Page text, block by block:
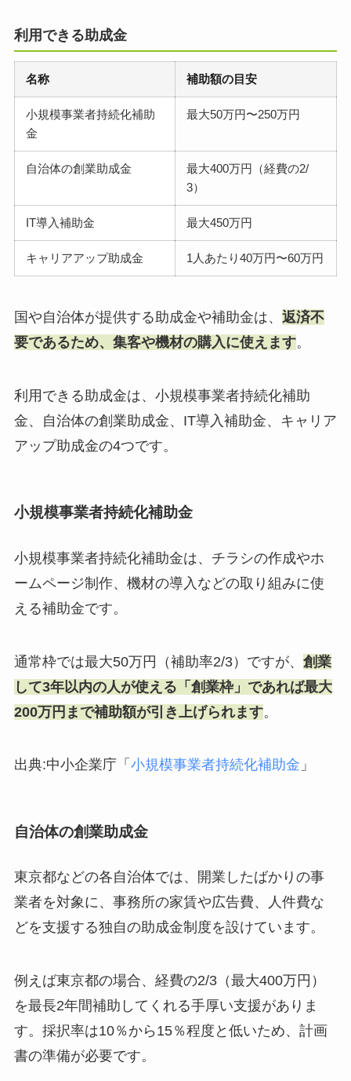
利用できる助成金
名称 補助額の目安
小規模事業者持続化補助
金
最大50万円〜250万円
自治体の創業助成金
最大400万円（経費の2/
3）
IT導入補助金 最大450万円
キャリアアップ助成金 1人あたり40万円〜60万円
国や自治体が提供する助成金や補助金は、 返済不
要であるため、集客や機材の購入に使えます。
利用できる助成金は、小規模事業者持続化補助
金、自治体の創業助成金、IT導入補助金、キャリア
アップ助成金の4つです。
小規模事業者持続化補助金
小規模事業者持続化補助金は、チラシの作成やホ
ームページ制作、機材の導入などの取り組みに使
える補助金です。
通常枠では最大50万円（補助率2/3）ですが、 創業
して3年以内の人が使える「創業枠」であれば最大
200万円まで補助額が引き上げられます。
出典:中小企業庁「 小規模事業者持続化補助金 」
自治体の創業助成金
東京都などの各自治体では、開業したばかりの事
業者を対象に、事務所の家賃や広告費、人件費な
どを支援する独自の助成金制度を設けています。
例えば東京都の場合、経費の2/3（最大400万円）
を最長2年間補助してくれる手厚い支援がありま
す。採択率は10％から15％程度と低いため、計画
書の準備が必要です。